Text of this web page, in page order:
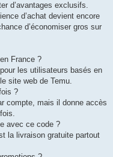
d’avantages exclusifs.
d’achat devient encore
d’économiser gros sur
France ?
les utilisateurs basés en
site web de Temu.
?
compte, mais il donne accès
avec ce code ?
la livraison gratuite partout